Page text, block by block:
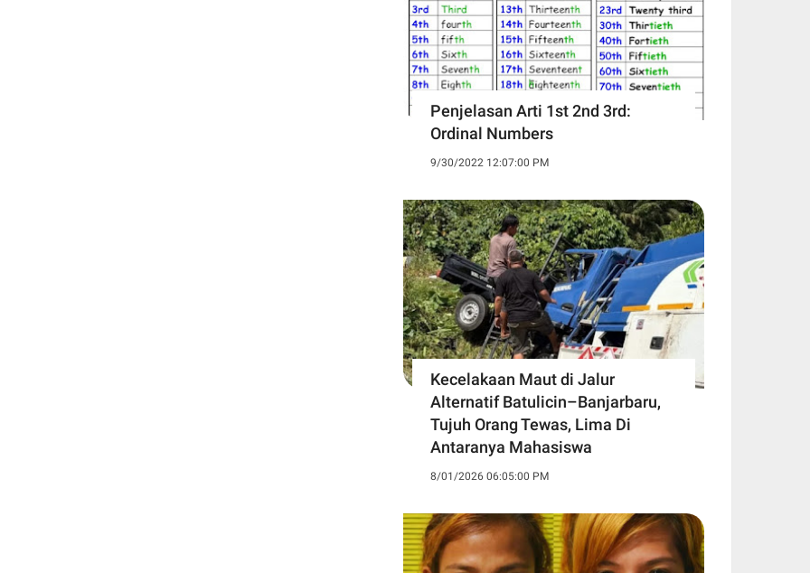
Penjelasan Arti 1st 2nd 3rd:
Ordinal Numbers
9/30/2022 12:07:00 PM
Kecelakaan Maut di Jalur
Alternatif Batulicin–Banjarbaru,
Tujuh Orang Tewas, Lima Di
Antaranya Mahasiswa
8/01/2026 06:05:00 PM